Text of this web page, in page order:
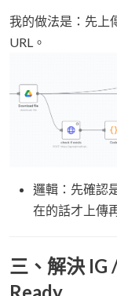
我的做法是：先上
URL。
邏輯：先確認
在的話才上傳
三、解決